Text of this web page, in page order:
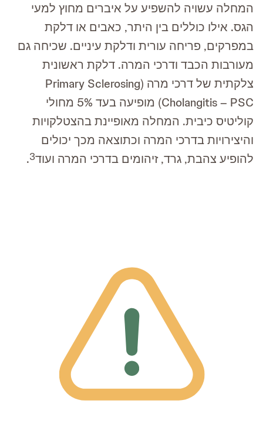
המחלה עשויה להשפיע על איברים מחוץ למעי
הגס. אילו כוללים בין היתר, כאבים או דלקת
במפרקים, פריחה עורית ודלקת עיניים. שכיחה גם
מעורבות הכבד ודרכי המרה. דלקת ראשונית
צלקתית של דרכי מרה (Primary Sclerosing
Cholangitis – PSC) מופיעה בעד 5% מחולי
קוליטיס כיבית. המחלה מאופיינת בהצטלקויות
והיצירויות בדרכי המרה וכתוצאה מכך יכולים
להופיע צהבת, גרד, זיהומים בדרכי המרה ועוד3
.